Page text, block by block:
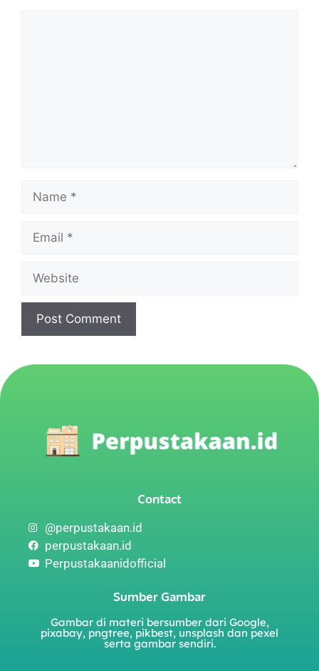
Contact
@perpustakaan.id
perpustakaan.id
Perpustakaanidofficial
Sumber Gambar
Gambar di materi bersumber dari Google,
pixabay, pngtree, pikbest, unsplash dan pexel
serta gambar sendiri.